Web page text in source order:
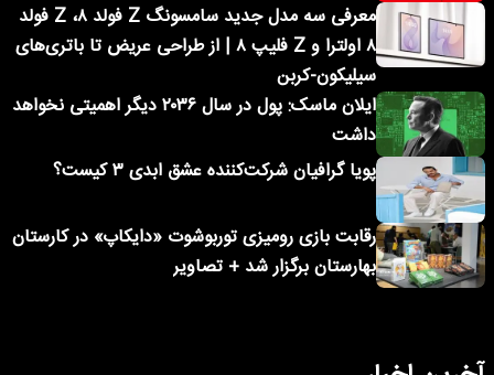
معرفی سه مدل جدید سامسونگ Z فولد ۸، Z فولد
۸ اولترا و Z فلیپ ۸ | از طراحی عریض تا باتری‌های
سیلیکون-کربن
ایلان ماسک: پول در سال ۲۰۳۶ دیگر اهمیتی نخواهد
داشت
پویا گرافیان شرکت‌کننده عشق ابدی ۳ کیست؟
رقابت بازی رومیزی توربوشوت «دایکاپ» در کارستان
بهارستان برگزار شد + تصاویر